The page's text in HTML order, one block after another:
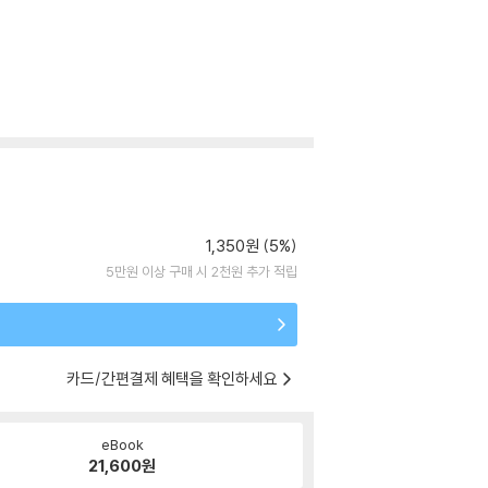
1,350원 (5%)
5만원 이상 구매 시 2천원 추가 적립
카드/간편결제 혜택을 확인하세요
eBook
21,600원